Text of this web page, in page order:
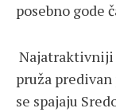
posebno gode
Najatraktivniji
pruža
se spajaju